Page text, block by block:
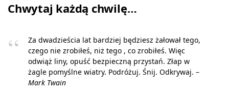
Chwytaj każdą chwilę…
Za dwadzieścia lat bardziej będziesz żałował tego,
czego nie zrobiłeś, niż tego , co zrobiłeś. Więc
odwiąż liny, opuść bezpieczną przystań. Złap w
żagle pomyślne wiatry. Podróżuj. Śnij. Odkrywaj. –
Mark Twain